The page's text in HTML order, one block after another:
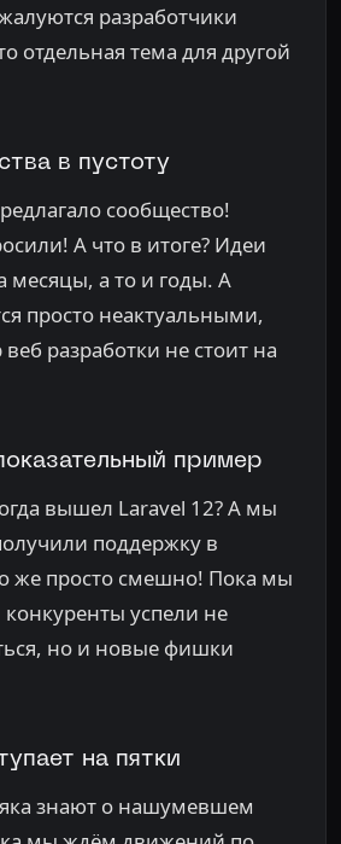
разработчики
отдельная тема для другой
в пустоту
сообщество!
А что в итоге? Идеи
месяцы, а то и годы. А
просто неактуальными,
разработки не стоит на
пример
вышел Laravel 12? А мы
поддержку в
же просто смешно! Пока мы
успели не
но и новые фишки
на пятки
знают о нашумевшем